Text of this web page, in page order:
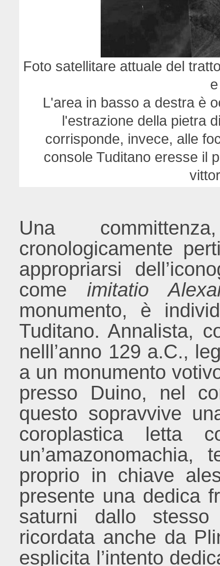
Foto satellitare attuale del
L'area in basso a destra è
l'estrazione della pietra
corrisponde, invece, alle
console Tuditano eresse il
Una
cronologicamente
appropriarsi
come imitatio
monumento, è
Tuditano. Annalista,
nelll’anno 129 a.C.,
a un monumento
presso Duino, nel
questo sopravvive
coroplastica letta
proprio in chiave
presente una dedica
saturni dallo
ricordata anche da
esplicita l’intento